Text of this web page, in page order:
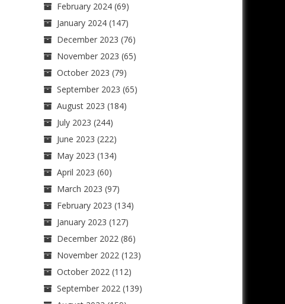
February 2024(69)
January 2024(147)
December 2023 (76)
November 2023 (65)
October 2023 (79)
September 2023 (65)
August 2023 (184)
July 2023 (244)
June 2023 (222)
May 2023 (134)
April 2023 (60)
March 2023 (97)
February 2023 (134)
January 2023 (127)
December 2022(86)
November 2022(123)
October 2022(112)
September 2022(139)